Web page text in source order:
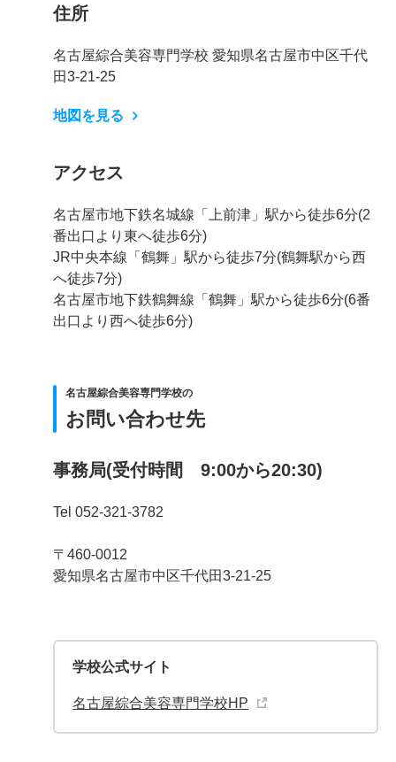
住所
名古屋綜合美容専門学校 愛知県名古屋市中区千代
田3-21-25
地図を見る
アクセス
名古屋市地下鉄名城線「上前津」駅から徒歩6分(2
番出口より東へ徒歩6分)
JR中央本線「鶴舞」駅から徒歩7分(鶴舞駅から西
へ徒歩7分)
名古屋市地下鉄鶴舞線「鶴舞」駅から徒歩6分(6番
出口より西へ徒歩6分)
名古屋綜合美容専門学校の
お問い合わせ先
事務局(受付時間 9:00から20:30)
Tel 052-321-3782
〒460-0012
愛知県名古屋市中区千代田3-21-25
学校公式サイト
名古屋綜合美容専門学校HP